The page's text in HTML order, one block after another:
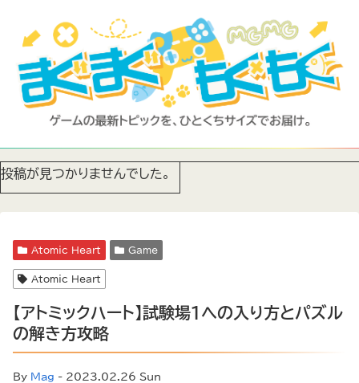
投稿が見つかりませんでした。
Atomic Heart Game
Atomic Heart
【アトミックハート】試験場１への入り方とパズル
の解き方攻略
By Mag - 2023.02.26 Sun